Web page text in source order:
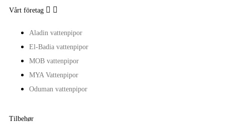
Vårt företag  
Aladin vattenpipor
El-Badia vattenpipor
MOB vattenpipor
MYA Vattenpipor
Oduman vattenpipor
Tilbehør